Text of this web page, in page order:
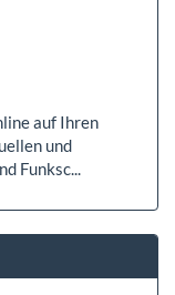
auf Ihren
und
Funksc...